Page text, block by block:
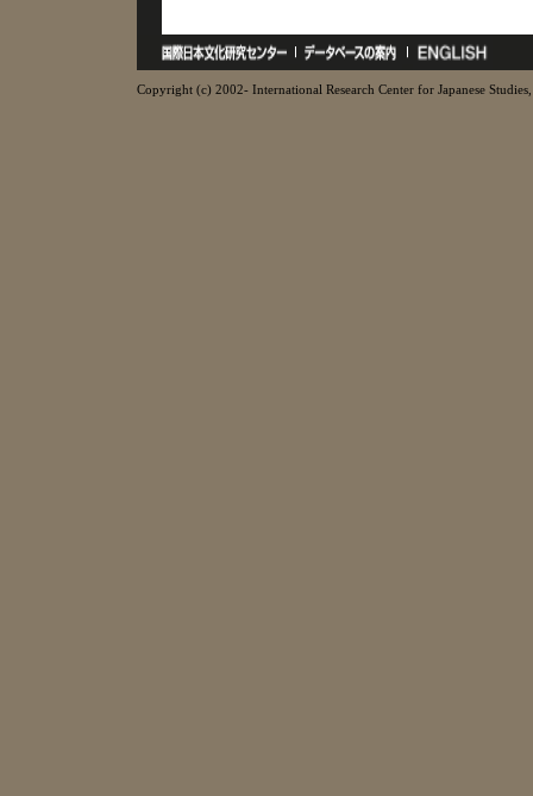
Copyright (c) 2002- International Research Center for Japanese